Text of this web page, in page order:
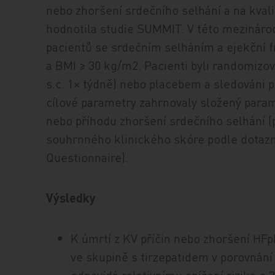
nebo zhoršení srdečního selhání a na
hodnotila studie SUMMIT. V této
pacientů se srdečním selháním a ejekční
a BMI ≥ 30 kg/m2. Pacienti byli
s.c. 1× týdně) nebo placebem a sledováni
cílové parametry zahrnovaly složený
nebo příhodu zhoršení srdečního selhání
souhrnného klinického skóre podle
Questionnaire).
Výsledky
K úmrtí z KV příčin nebo zhoršení
ve skupině s tirzepatidem v